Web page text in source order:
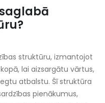
struktūru, izmantojot
lai aizsargātu vārtus,
atbalstu. Šī struktūra
pienākumus,